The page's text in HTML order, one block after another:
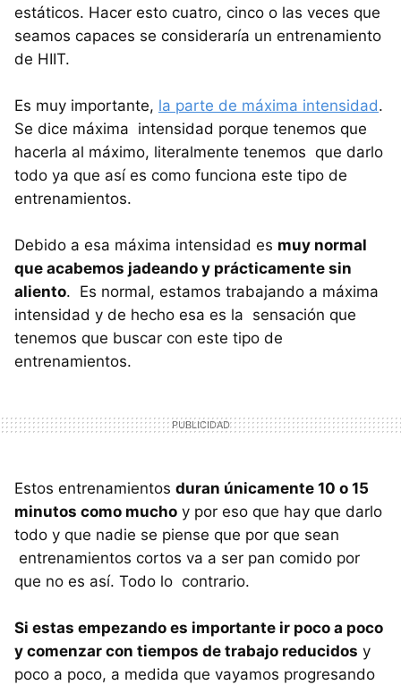
estáticos. Hacer esto cuatro, cinco o las veces que
seamos capaces se consideraría un entrenamiento
de HIIT.
Es muy importante, la parte de máxima intensidad.
Se dice máxima intensidad porque tenemos que
hacerla al máximo, literalmente tenemos que darlo
todo ya que así es como funciona este tipo de
entrenamientos.
Debido a esa máxima intensidad es muy normal
que acabemos jadeando y prácticamente sin
aliento. Es normal, estamos trabajando a máxima
intensidad y de hecho esa es la sensación que
tenemos que buscar con este tipo de
entrenamientos.
Estos entrenamientos duran únicamente 10 o 15
minutos como mucho y por eso que hay que darlo
todo y que nadie se piense que por que sean
entrenamientos cortos va a ser pan comido por
que no es así. Todo lo contrario.
Si estas empezando es importante ir poco a poco
y comenzar con tiempos de trabajo reducidos y
poco a poco, a medida que vayamos progresando